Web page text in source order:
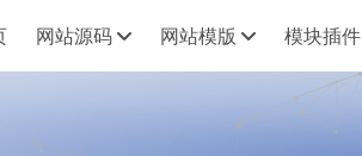
网站源码 网站模版 模块插件